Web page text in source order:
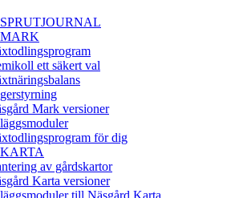
SPRUTJOURNAL
MARK
ett säkert val
Mark versioner
för dig
av gårdskartor
Karta versioner
till Näsgård Karta